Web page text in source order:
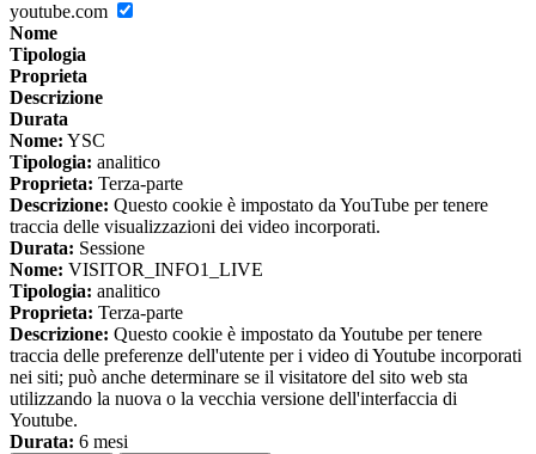
youtube.com
Nome
Tipologia
Proprieta
Descrizione
Durata
Nome: YSC
Tipologia: analitico
Proprieta: Terza-parte
Descrizione: Questo cookie è impostato da YouTube per tenere
traccia delle visualizzazioni dei video incorporati.
Durata: Sessione
Nome: VISITOR_INFO1_LIVE
Tipologia: analitico
Proprieta: Terza-parte
Descrizione: Questo cookie è impostato da Youtube per tenere
traccia delle preferenze dell'utente per i video di Youtube incorporati
nei siti; può anche determinare se il visitatore del sito web sta
utilizzando la nuova o la vecchia versione dell'interfaccia di
Youtube.
Durata: 6 mesi